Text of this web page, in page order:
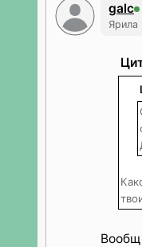
galc
Ярила